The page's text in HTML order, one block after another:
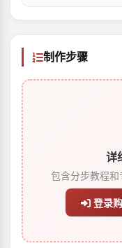
制作步骤
详
包含分步教程
登录